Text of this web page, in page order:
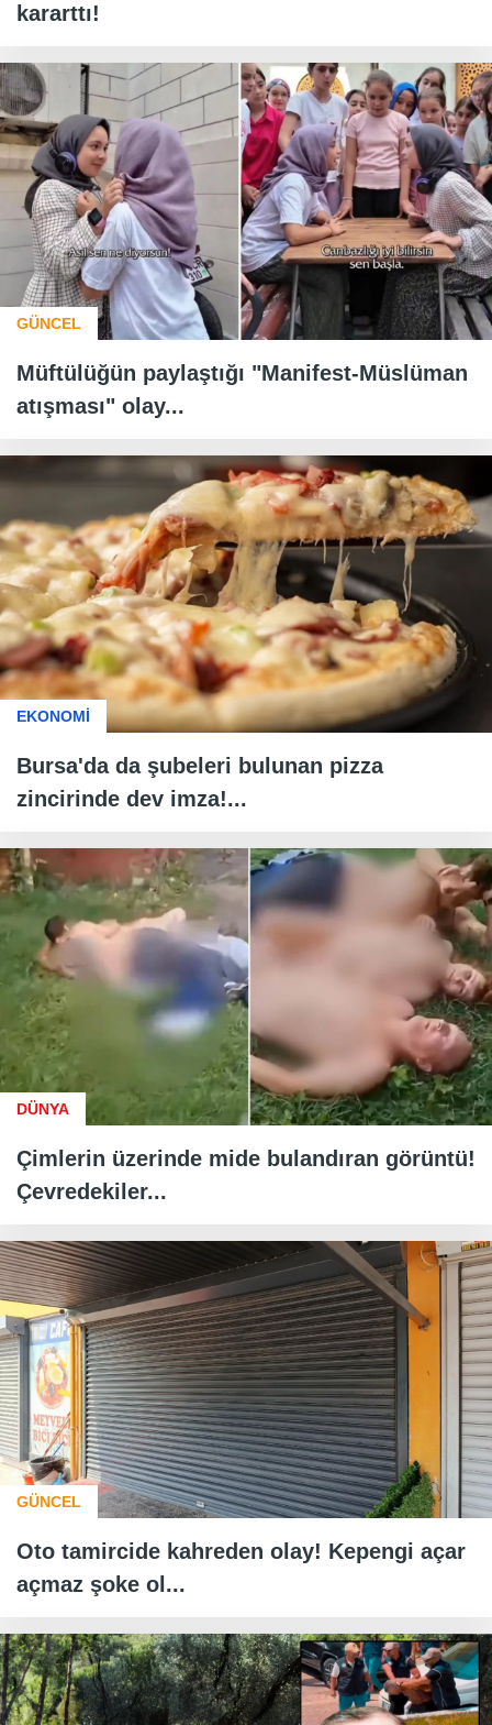
kararttı!
GÜNCEL
Müftülüğün paylaştığı "Manifest-Müslüman
atışması" olay...
EKONOMİ
Bursa'da da şubeleri bulunan pizza
zincirinde dev imza!...
DÜNYA
Çimlerin üzerinde mide bulandıran görüntü!
Çevredekiler...
GÜNCEL
Oto tamircide kahreden olay! Kepengi açar
açmaz şoke ol...